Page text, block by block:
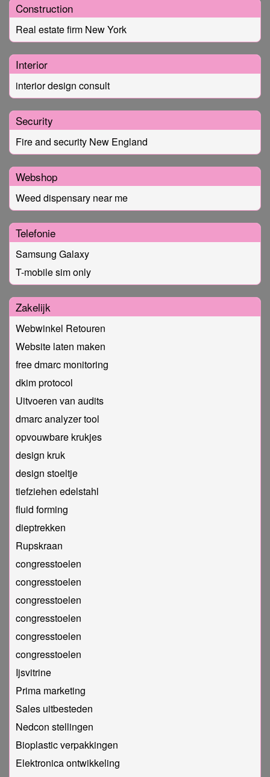
Construction
Real estate firm New York
Interior
interior design consult
Security
Fire and security New England
Webshop
Weed dispensary near me
Telefonie
Samsung Galaxy
T-mobile sim only
Zakelijk
Webwinkel Retouren
Website laten maken
free dmarc monitoring
dkim protocol
Uitvoeren van audits
dmarc analyzer tool
opvouwbare krukjes
design kruk
design stoeltje
tiefziehen edelstahl
fluid forming
dieptrekken
Rupskraan
congresstoelen
congresstoelen
congresstoelen
congresstoelen
congresstoelen
congresstoelen
Ijsvitrine
Prima marketing
Sales uitbesteden
Nedcon stellingen
Bioplastic verpakkingen
Elektronica ontwikkeling